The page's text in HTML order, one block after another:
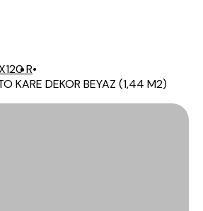
R•
KARE DEKOR BEYAZ (1,44 M2)